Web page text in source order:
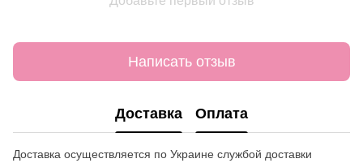
Написать отзыв
Доставка Оплата
Доставка осуществляется по Украине службой доставки